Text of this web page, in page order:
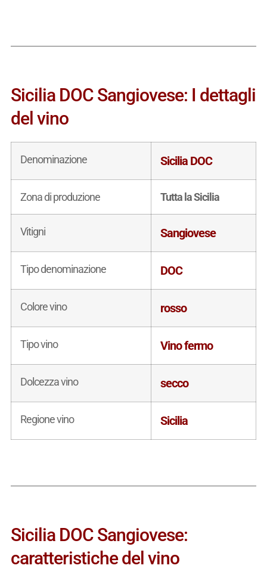
Sicilia DOC Sangiovese: I dettagli
del vino
Denominazione Sicilia DOC
Zona di produzione Tutta la Sicilia
Vitigni Sangiovese
Tipo denominazione DOC
Colore vino rosso
Tipo vino Vino fermo
Dolcezza vino secco
Regione vino Sicilia
Sicilia DOC Sangiovese:
caratteristiche del vino